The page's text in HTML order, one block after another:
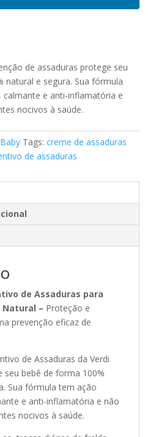
de assaduras protege seu
natural e segura. Sua fórmula
e anti-inflamatória e
nocivos à saúde.
Tags: creme de assaduras
de assaduras
de Assaduras para
Natural – Proteção e
prevenção eficaz de
de Assaduras da Verdi
seu bebê de forma 100%
Sua fórmula tem ação
e anti-inflamatória e não
nocivos à saúde.